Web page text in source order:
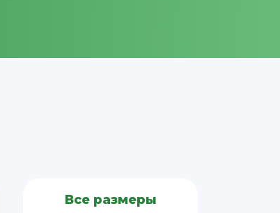
Все размеры